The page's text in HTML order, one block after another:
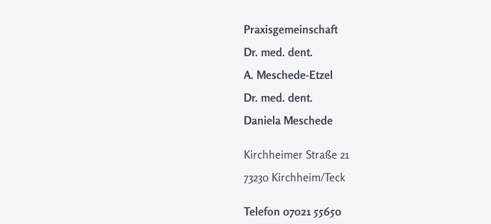
Praxisgemeinschaft
Dr. med. dent.
A. Meschede-Etzel
Dr. med. dent.
Daniela Meschede
Kirchheimer Straße 21
73230 Kirchheim/Teck
Telefon 07021 55650